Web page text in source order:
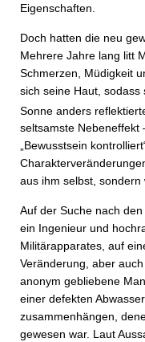
Eigenschaften.
Doch hatten die neu
Mehrere Jahre lang litt
Schmerzen, Müdigkeit
sich seine Haut,
Sonne anders
seltsamste Nebeneffekt
„Bewusstsein
aus ihm selbst,
Auf der Suche nach
ein Ingenieur und
Militärapparates, auf
Veränderung, aber
anonym gebliebene
einer defekten
zusammenhängen,
gewesen war. Laut